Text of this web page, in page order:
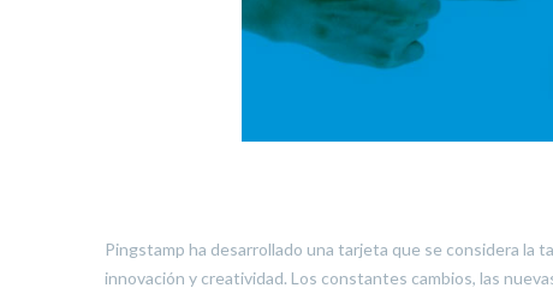
Pingstamp ha desarrollado una tarjeta que se considera la
innovación y creatividad. Los constantes cambios, las